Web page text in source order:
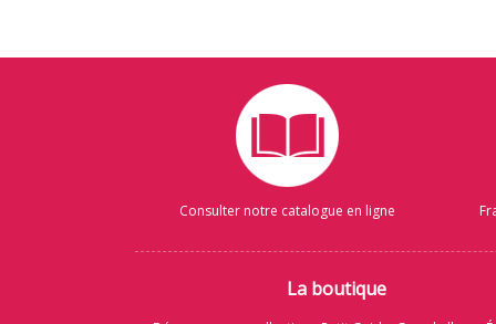
Consulter notre catalogue en ligne
La boutique